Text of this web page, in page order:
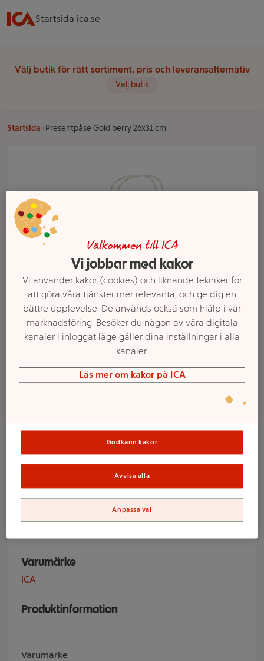
Startsida ica.se
Välj butik för rätt sortiment, pris och leveransalternativ
Välj butik
Startsida Presentpåse Gold berry 26x31 cm
Presentpåse Gold
berry 26x31 cm
Varumärke
ICA
Produktinformation
Varumärke
Sortimentet kan variera mellan butikerna
Välkommen till ICA
Vi jobbar med kakor
Vi använder kakor (cookies) och liknande tekniker för
att göra våra tjänster mer relevanta, och ge dig en
bättre upplevelse. De används också som hjälp i vår
marknadsföring. Besöker du någon av våra digitala
kanaler i inloggat läge gäller dina inställningar i alla
kanaler.
Läs mer om kakor på ICA
Godkänn kakor
Avvisa alla
Anpassa val